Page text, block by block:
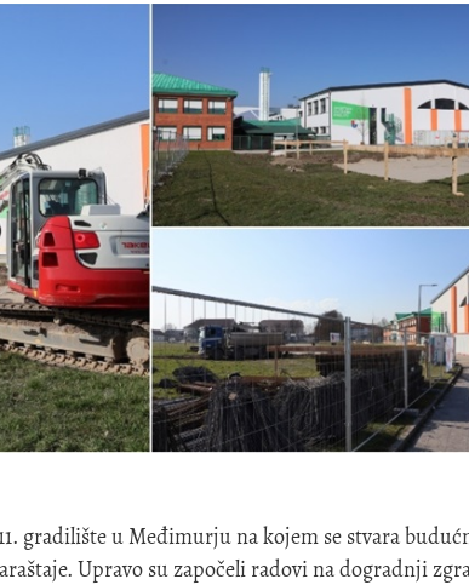
gradilište u Međimurju na kojem se stvara
Upravo su započeli radovi na dogradnji